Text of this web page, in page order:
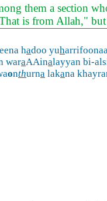
them a section
is from Allah,"
eena hadoo yuh
waraAAinalayyan bi-
onthurna lakana